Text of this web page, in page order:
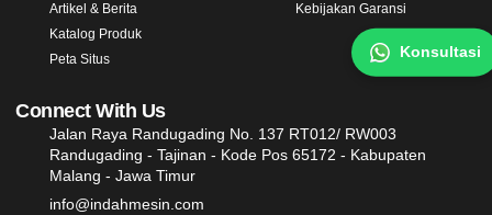
Artikel & Berita
Katalog Produk
Peta Situs
Kebijakan Garansi
Connect With Us
Jalan Raya Randugading No. 137 RT012/ RW003
Randugading - Tajinan - Kode Pos 65172 - Kabupaten
Malang - Jawa Timur
info@indahmesin.com
Konsultasi